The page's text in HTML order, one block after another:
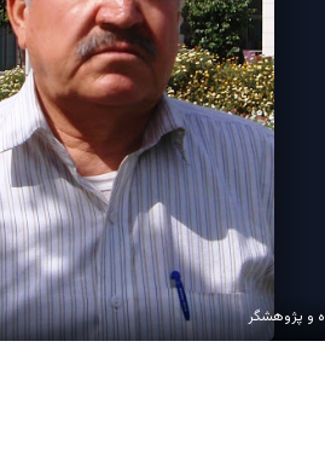
و پژوهشگر